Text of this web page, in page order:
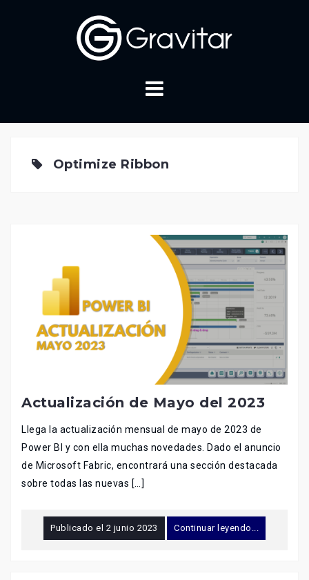
Optimize Ribbon
Actualización de Mayo del 2023
Llega la actualización mensual de mayo de 2023 de
Power BI y con ella muchas novedades. Dado el anuncio
de Microsoft Fabric, encontrará una sección destacada
sobre todas las nuevas […]
Publicado el 2 junio 2023 Continuar leyendo...